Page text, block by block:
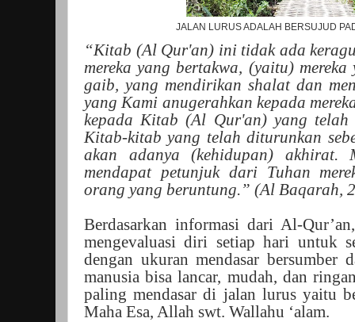
JALAN LURUS ADALAH BERSUJUD
“Kitab (Al Qur'an) ini tidak ada
mereka yang bertakwa, (yaitu)
gaib, yang mendirikan shalat dan
yang Kami anugerahkan kepada
kepada Kitab (Al Qur'an) yang telah
Kitab-kitab yang telah diturunkan
akan adanya (kehidupan) akhirat.
mendapat petunjuk dari Tuhan
orang yang beruntung.” (Al Baqarah,
Berdasarkan informasi dari Al-
mengevaluasi diri setiap hari untuk
dengan ukuran mendasar bersumber
manusia bisa lancar, mudah, dan
paling mendasar di jalan lurus yaitu
Maha Esa, Allah swt. Wallahu ‘alam.